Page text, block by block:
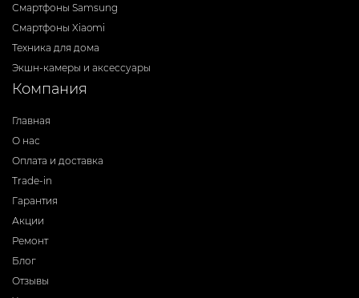
Смартфоны Samsung
Смартфоны Xiaomi
Техника для дома
Экшн-камеры и аксессуары
Компания
Главная
О нас
Оплата и доставка
Trade-in
Гарантия
Акции
Ремонт
Блог
Отзывы